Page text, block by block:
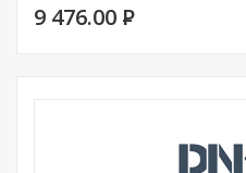
9 476.00 P